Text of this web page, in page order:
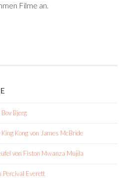
Filme an.
Bjerg
Kong von James McBride
von Fiston Mwanza Mujila
Percival Everett